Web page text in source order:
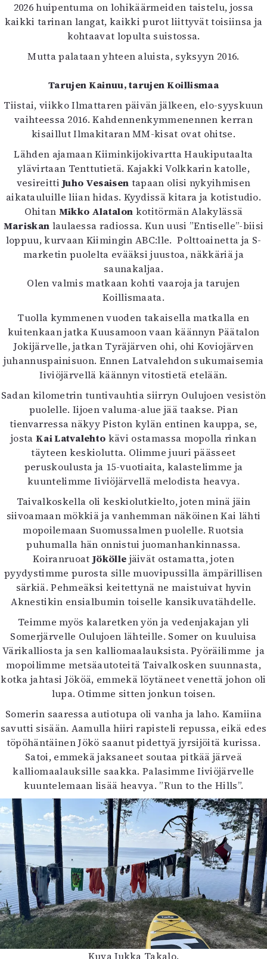
2026 huipentuma on lohikäärmeiden taistelu, jossa
kaikki tarinan langat, kaikki purot liittyvät toisiinsa ja
kohtaavat lopulta suistossa.
Mutta palataan yhteen aluista, syksyyn 2016.
Tarujen Kainuu, tarujen Koillismaa
Tiistai, viikko Ilmattaren päivän jälkeen, elo-syyskuun
vaihteessa 2016. Kahdennenkymmenennen kerran
kisaillut Ilmakitaran MM-kisat ovat ohitse.
Lähden ajamaan Kiiminkijokivartta Haukiputaalta
ylävirtaan Tenttutietä. Kajakki Volkkarin katolle,
vesireittiJuho Vesaisen tapaan olisi nykyihmisen
aikatauluille liian hidas. Kyydissä kitara ja kotistudio.
Ohitan Mikko Alatalon kotitörmän Alakylässä
Mariskan laulaessa radiossa. Kun uusi ”Entiselle”-biisi
loppuu, kurvaan Kiimingin ABC:lle. Polttoainetta ja S-
marketin puolelta evääksi juustoa, näkkäriä ja
saunakaljaa.
Olen valmis matkaan kohti vaaroja ja tarujen
Koillismaata.
Tuolla kymmenen vuoden takaisella matkalla en
kuitenkaan jatka Kuusamoon vaan käännyn Päätalon
Jokijärvelle, jatkan Tyräjärven ohi, ohi Koviojärven
juhannuspainisuon. Ennen Latvalehdon sukumaisemia
Iiviöjärvellä käännyn vitostietä etelään.
Sadan kilometrin tuntivauhtia siirryn Oulujoen vesistön
puolelle. Iijoen valuma-alue jää taakse. Pian
tienvarressa näkyy Piston kylän entinen kauppa, se,
josta Kai Latvalehto kävi ostamassa mopolla rinkan
täyteen keskiolutta. Olimme juuri päässeet
peruskoulusta ja 15-vuotiaita, kalastelimme ja
kuuntelimme Iiviöjärvellä melodista heavya.
Taivalkoskella oli keskiolutkielto, joten minä jäin
siivoamaan mökkiä ja vanhemman näköinen Kai lähti
mopoilemaan Suomussalmen puolelle. Ruotsia
puhumalla hän onnistui juomanhankinnassa.
Koiranruoat Jökölle jäivät ostamatta, joten
pyydystimme purosta sille muovipussilla ämpärillisen
särkiä. Pehmeäksi keitettynä ne maistuivat hyvin
Aknestikin ensialbumin toiselle kansikuvatähdelle.
Teimme myös kalaretken yön ja vedenjakajan yli
Somerjärvelle Oulujoen lähteille. Somer on kuuluisa
Värikalliosta ja sen kalliomaalauksista. Pyöräilimme ja
mopoilimme metsäautoteitä Taivalkosken suunnasta,
kotka jahtasi Jököä, emmekä löytäneet venettä johon oli
lupa. Otimme sitten jonkun toisen.
Somerin saaressa autiotupa oli vanha ja laho. Kamiina
savutti sisään. Aamulla hiiri rapisteli repussa, eikä edes
töpöhäntäinen Jökö saanut pidettyä jyrsijöitä kurissa.
Satoi, emmekä jaksaneet soutaa pitkää järveä
kalliomaalauksille saakka. Palasimme Iiviöjärvelle
kuuntelemaan lisää heavya. ”Run to the Hills”.
Kuva Jukka Takalo.